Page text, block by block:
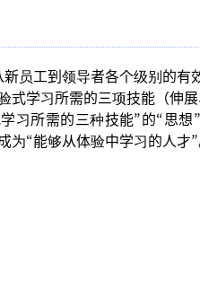
员工到领导者各个级别的有
式学习所需的三项技能（伸
习所需的三种技能”的“思
为“能够从体验中学习的人才